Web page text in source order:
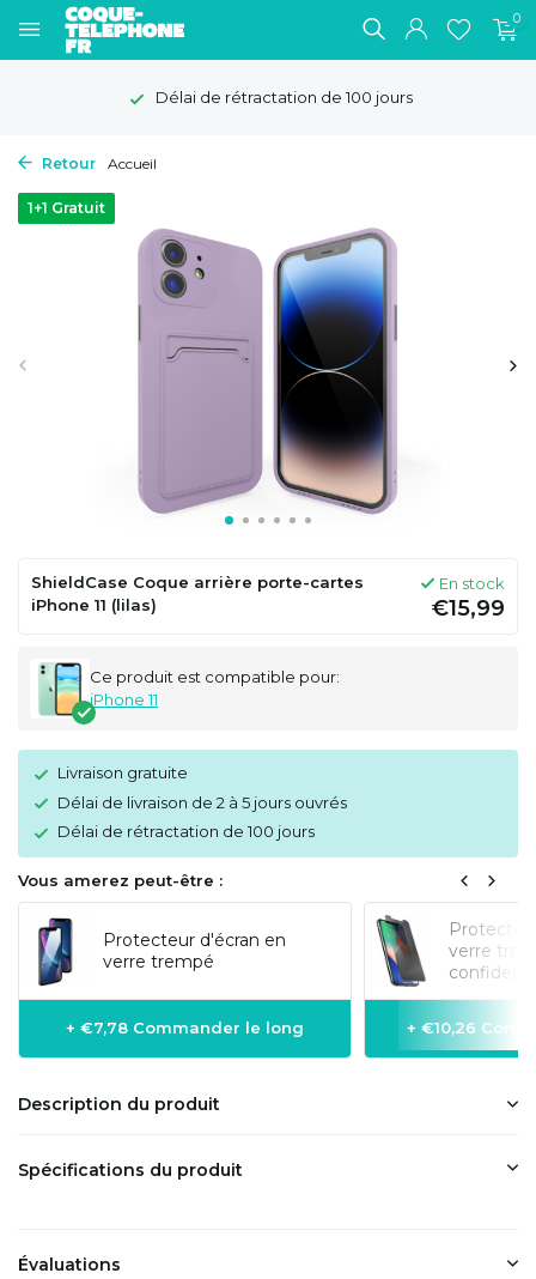
0
Délai de rétractation de 100 jours
Retour Accueil
1+1 Gratuit
ShieldCase Coque arrière porte-cartes
iPhone 11 (lilas)
En stock
€15,99
Ce produit est compatible pour:
iPhone 11
Livraison gratuite
Délai de livraison de 2 à 5 jours ouvrés
Délai de rétractation de 100 jours
Vous amerez peut-être :
Protecteur d'écran en
verre trempé
+ €7,78 Commander le long
verre
+ €10,26
Description du produit
Spécifications du produit
Évaluations